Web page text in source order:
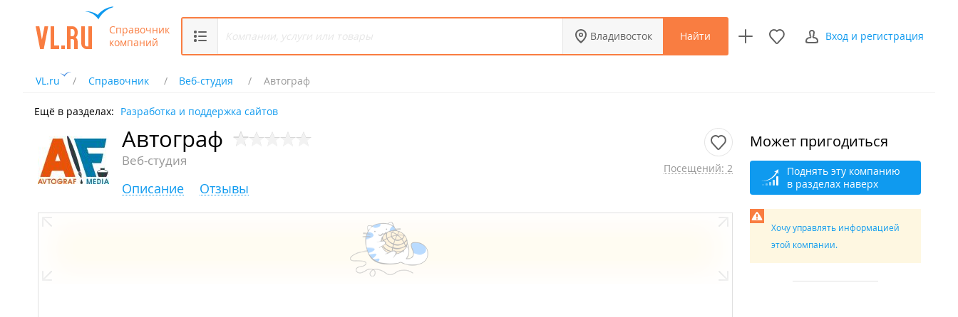
Справочник
компаний
Владивосток Найти Вход и регистрация
VL.ru Справочник Веб-студия Автограф
Ещё в разделах: Разработка и поддержка сайтов
Автограф
Веб-студия Посещений: 2
Описание Отзывы
Может пригодиться
Поднять эту компанию
в разделах наверх
Хочу управлять информацией
этой компании.